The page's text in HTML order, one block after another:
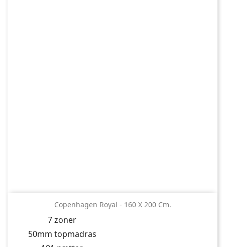
Copenhagen Royal - 160 X 200 Cm.
7 zoner
50mm topmadras